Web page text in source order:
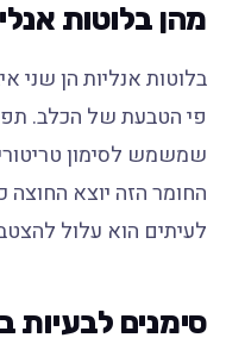
מהן בלוטות
בלוטות אנליות הן שני
פי הטבעת של הכלב.
שמשמש לסימון
החומר הזה יוצא
לעיתים הוא עלול
סימנים לבעיות